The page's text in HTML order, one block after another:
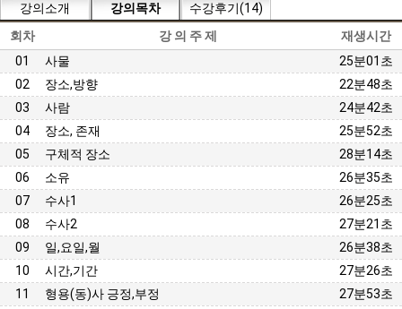
강의소개 강의목차
수강후기(14)
회차
강 의 주 제
재생시간
01
사물
25분01초
02
장소,방향
22분48초
03
사람
24분42초
04
장소, 존재
25분52초
05
구체적 장소
28분14초
06
소유
26분35초
07
수사1
26분25초
08
수사2
27분21초
09
일,요일,월
26분38초
10
시간,기간
27분26초
11
형용(동)사 긍정,부정
27분53초